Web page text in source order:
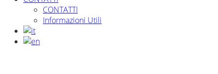
CONTATTI
Informazioni Utili